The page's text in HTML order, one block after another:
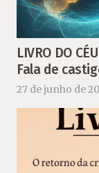
LIVRO DO
Fala de
27 de junho de